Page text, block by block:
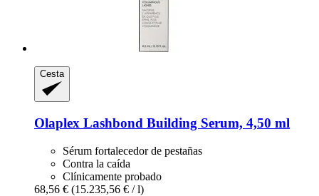
Cesta
Olaplex Lashbond Building Serum, 4,50 ml
Sérum fortalecedor de pestañas
Contra la caída
Clínicamente probado
68,56 € (15.235,56 € / l)